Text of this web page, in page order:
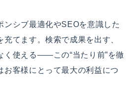
ンシブ最適化やSEOを意識した
充てます。検索で成果を出す、
く使える――この“当たり前”を徹
お客様にとって最大の利益につ